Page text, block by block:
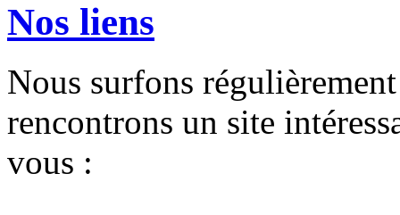
Nos liens
Nous surfons
rencontrons un site
vous :